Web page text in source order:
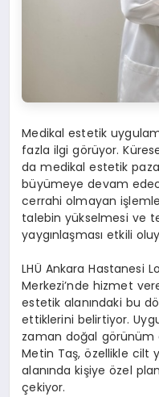
Medikal estetik
fazla ilgi görüyor.
da medikal estetik
büyümeye devam
cerrahi olmayan
talebin yükselmesi ve
yaygınlaşması etkili
LHÜ Ankara Hastanesi
Merkezi’nde hizmet
estetik alanındaki bu
ettiklerini belirtiyor.
zaman doğal görünüm
Metin Taş, özellikle cilt
alanında kişiye özel
çekiyor.